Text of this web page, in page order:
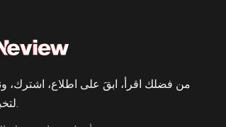
من فضلك اقرأ، ابقَ على اطلاع، اشترك،